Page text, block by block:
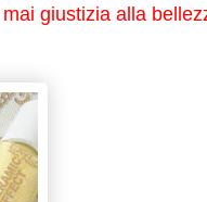
giustizia alla